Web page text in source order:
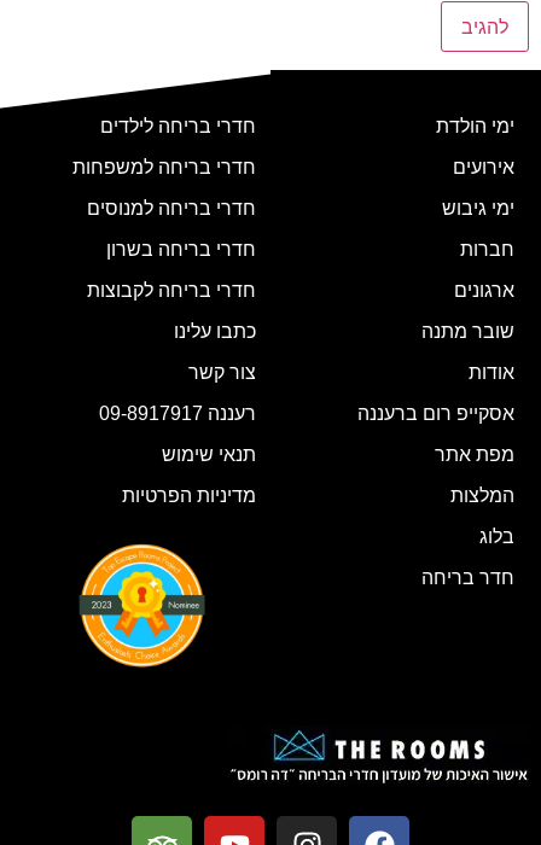
ימי הולדת
אירועים
ימי גיבוש
חברות
ארגונים
שובר מתנה
חדרי בריחה לילדים
חדרי בריחה למשפחות
חדרי בריחה למנוסים
חדרי בריחה בשרון
חדרי בריחה לקבוצות
כתבו עלינו
אודות
אסקייפ רום ברעננה
מפת אתר
המלצות
בלוג
חדר בריחה
צור קשר
רעננה 09-8917917
תנאי שימוש
מדיניות הפרטיות